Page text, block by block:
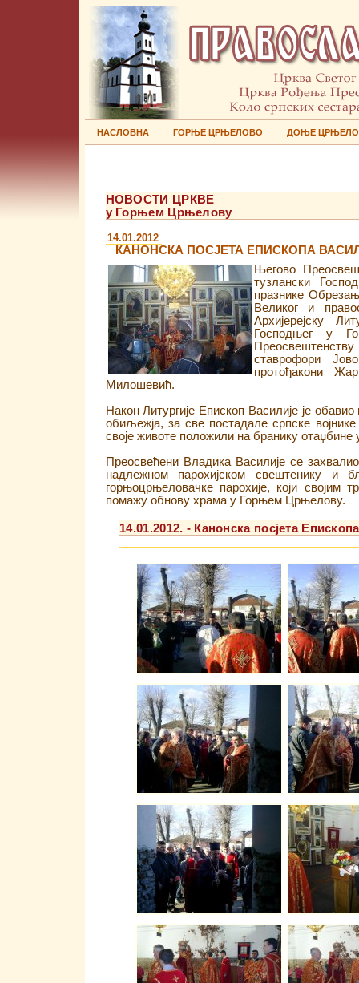
НАСЛОВНА ГОРЊЕ ЦРЊЕЛОВО ДОЊЕ
НОВОСТИ ЦРКВЕ
у Горњем Црњелову
14.01.2012
КАНОНСКА ПОСЈЕТА ЕПИСКОПА
Његово
тузлански
празнике
Великог и
Aрхијерејску
Господњег у
Преосвештенству
ставрофори
протођакони
Милошевић.
Након Литургије Епископ Василије је
обиљежја, за све постадале српске
своје животе положили на бранику отаџбине
Преосвећени Владика Василије се
надлежном парохијском свештенику и
горњоцрњеловачке парохије, који својим
помажу обнову храма у Горњем Црњелову.
14.01.2012. - Канонска посјета